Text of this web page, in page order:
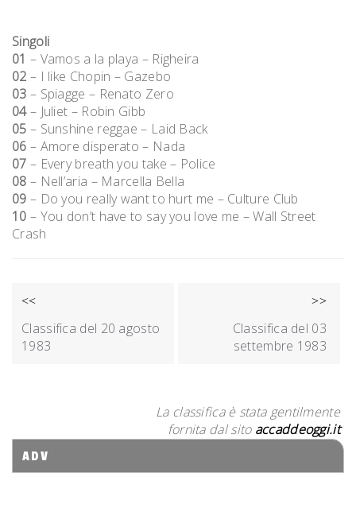
Singoli
01 – Vamos a la playa – Righeira
02 – I like Chopin – Gazebo
03 – Spiagge – Renato Zero
04– Juliet – Robin Gibb
05 – Sunshine reggae – Laid Back
06 – Amore disperato – Nada
07 – Every breath you take – Police
08 – Nell’aria – Marcella Bella
09 – Do you really want to hurt me – Culture Club
10 – You don’t have to say you love me – Wall Street
Crash
NAVIGAZIONE
ARTICOLI
<<
Classifica del 20 agosto
1983
>>
Classifica del 03
settembre 1983
La classifica è stata gentilmente
fornita dal sito accaddeoggi.it
ADV